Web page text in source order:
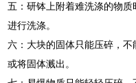
五：研钵上附着难洗涤的物
进行洗涤。
六：大块的固体只能压碎，
或将固体溅出。